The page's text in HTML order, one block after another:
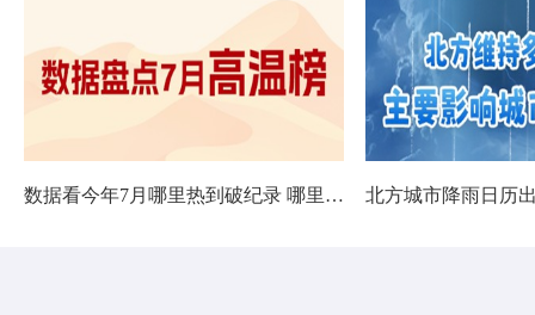
数据看今年7月哪里热到破纪录 哪里暑热连轴转